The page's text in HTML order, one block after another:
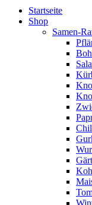
Startseite
Shop
Samen-